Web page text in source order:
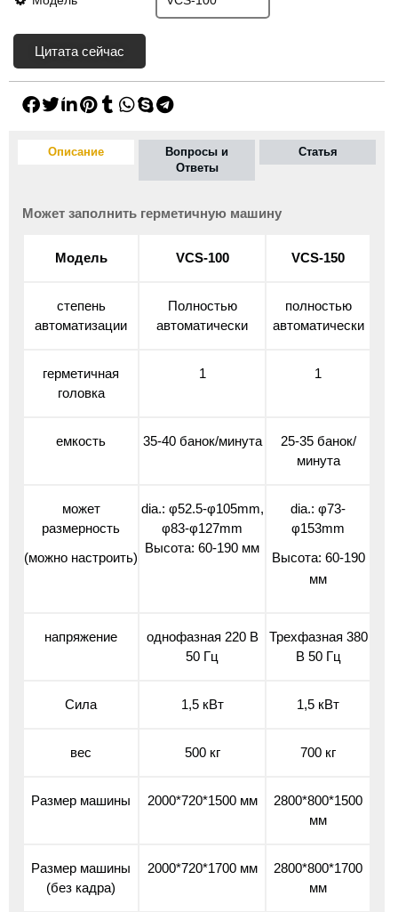
Цитата сейчас
Описание
Вопросы и
Ответы
Статья
Может заполнить герметичную машину
Модель VCS-100 VCS-150
степень
автоматизации
Полностью
автоматически
полностью
автоматически
герметичная
головка
1 1
емкость 35-40 банок/минута
25-35 банок/
минута
может
размерность
(можно настроить)
dia.: φ52.5-φ105mm,
φ83-φ127mm
Высота: 60-190 мм
dia.: φ73-
φ153mm
Высота: 60-190
мм
напряжение
однофазная 220 В
50 Гц
Трехфазная 380
В 50 Гц
Сила 1,5 кВт 1,5 кВт
вес 500 кг 700 кг
Размер машины 2000*720*1500 мм
2800*800*1500
мм
Размер машины
(без кадра)
2000*720*1700 мм
2800*800*1700
мм